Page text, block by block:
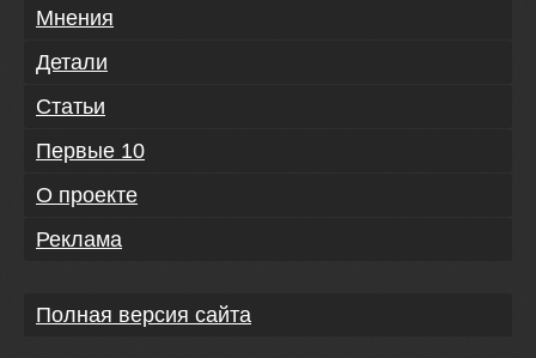
Мнения
Детали
Статьи
Первые 10
О проекте
Реклама
Полная версия сайта